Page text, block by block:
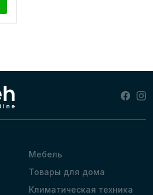
Мебель
Товары для дома
Климатическая техника